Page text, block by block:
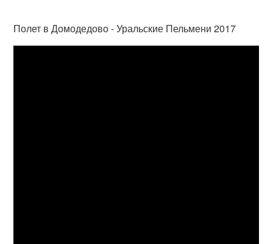
Полет в Домодедово - Уральские Пельмени 2017